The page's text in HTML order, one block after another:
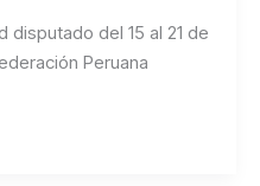
disputado del 15 al 21 de
Peruana